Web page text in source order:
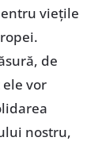
viețile
de
vor
nostru,